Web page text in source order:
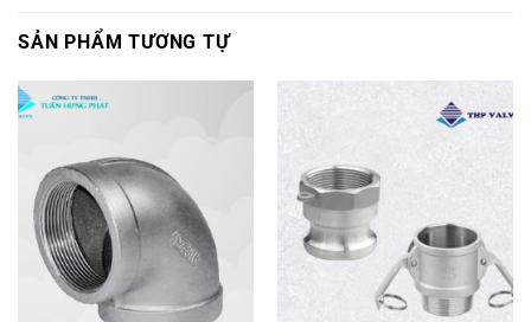
SẢN PHẨM TƯƠNG TỰ